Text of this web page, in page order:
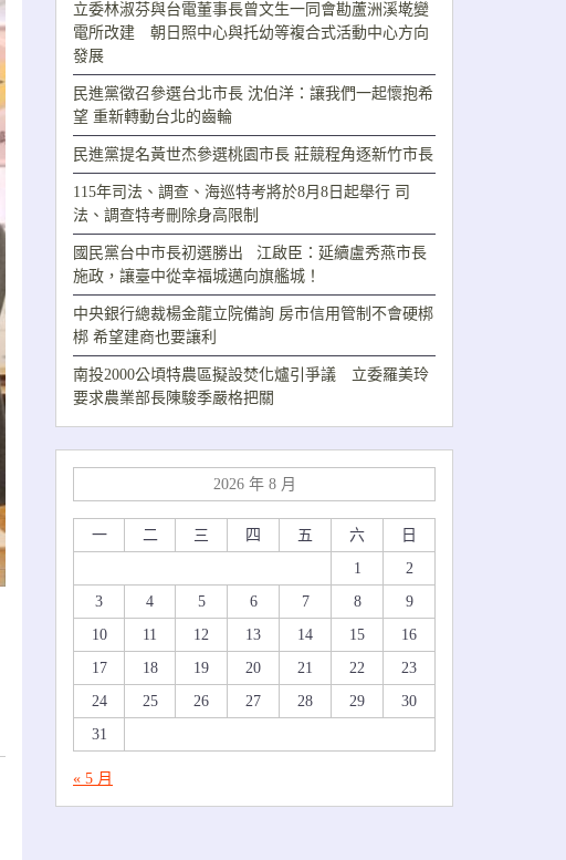
立委林淑芬與台電董事長曾文生一同會勘蘆洲溪墘變
電所改建 朝日照中心與托幼等複合式活動中心方向
發展
民進黨徵召參選台北市長 沈伯洋：讓我們一起懷抱希
望 重新轉動台北的齒輪
民進黨提名黃世杰參選桃園市長 莊競程角逐新竹市長
115年司法、調查、海巡特考將於8月8日起舉行 司
法、調查特考刪除身高限制
國民黨台中市長初選勝出 江啟臣：延續盧秀燕市長
施政，讓臺中從幸福城邁向旗艦城！
中央銀行總裁楊金龍立院備詢 房市信用管制不會硬梆
梆 希望建商也要讓利
南投2000公頃特農區擬設焚化爐引爭議 立委羅美玲
要求農業部長陳駿季嚴格把關
2026 年 8 月
一 二 三 四 五 六
日
1
2
3
4 5 6 7 8
9
10
11 12 13 14 15
16
17
18 19 20 21 22
23
24
25 26 27 28 29
30
31
« 5 月